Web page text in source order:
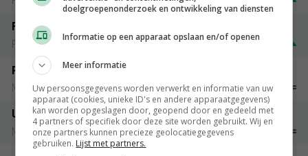
Fritesgeschikt NL Du Be
PotatoNL
€ 15,00~ € 23,00
Peen
Noteringen
€ 26,00~ € 33,00
Uien Middenmeer Geel 30-60% grof
Noteringen
€ 0,00 € 0,00
doelgroepenonderzoek en ontwikkeling van diensten
Informatie op een apparaat opslaan en/of openen
Meer informatie
Uw persoonsgegevens worden verwerkt en informatie van uw
apparaat (cookies, unieke ID's en andere apparaatgegevens)
kan worden opgeslagen door, geopend door en gedeeld met
4 partners of specifiek door deze site worden gebruikt. Wij en
onze partners kunnen precieze geolocatiegegevens
gebruiken. Lijst met partners.